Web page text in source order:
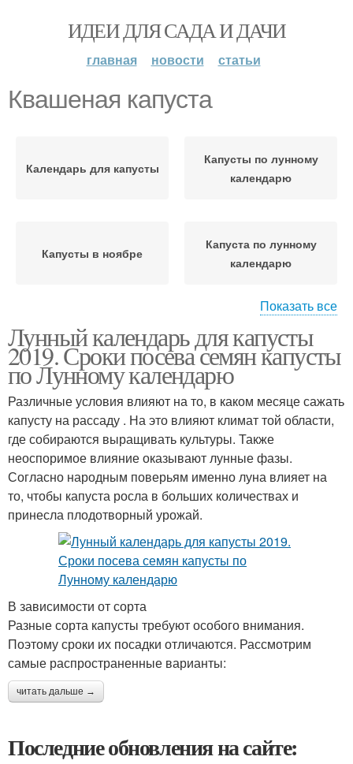
ИДЕИ ДЛЯ САДА И ДАЧИ
главная новости статьи
Квашеная капуста
Календарь для капусты
Капусты по лунному
календарю
Капусты в ноябре
Капуста по лунному
календарю
Капусты в мае
Показать все
Лунный календарь для капусты
2019. Сроки посева семян капусты
по Лунному календарю
Различные условия влияют на то, в каком месяце сажать
капусту на рассаду . На это влияют климат той области,
где собираются выращивать культуры. Также
неоспоримое влияние оказывают лунные фазы.
Согласно народным поверьям именно луна влияет на
то, чтобы капуста росла в больших количествах и
принесла плодотворный урожай.
В зависимости от сорта
Разные сорта капусты требуют особого внимания.
Поэтому сроки их посадки отличаются. Рассмотрим
самые распространенные варианты:
читать дальше →
Последние обновления на сайте: